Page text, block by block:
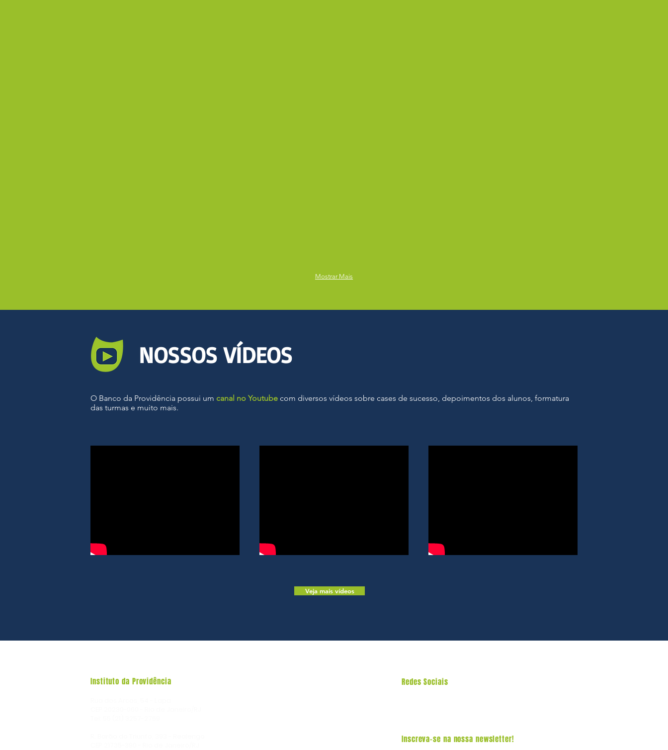
Mostrar Mais
NOSSOS VÍDEOS
O Banco da Providência possui um canal no Youtube com diversos vídeos sobre cases de sucesso, depoimentos dos alunos, formatura
das turmas e muito mais.
Veja mais vídeos
Instituto da Providência Redes Sociais
Inscreva-se na nossa newsletter!